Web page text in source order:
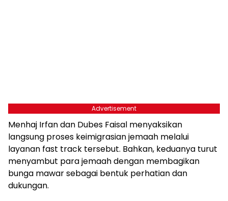
Advertisement
Menhaj Irfan dan Dubes Faisal menyaksikan
langsung proses keimigrasian jemaah melalui
layanan fast track tersebut. Bahkan, keduanya turut
menyambut para jemaah dengan membagikan
bunga mawar sebagai bentuk perhatian dan
dukungan.